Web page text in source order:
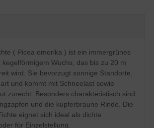
Zapfen violettpurpur, ältere Zapfen
zimtbraun
Unscheinbar im Mai
Kupferbraun
Insgesamt sehr anspruchslos, Staunässe
meiden
Sonnig
Heckenpflanze, Einzelstellung
(Boden)
Hecke
meiden
( Picea omorika ) ist ein immergrünes
kegelförmigem Wuchs, das bis zu 20 m
wird. Sie bevorzugt sonnige Standorte,
und kommt mit Schneelast sowie
zurecht. Besonders charakteristisch sind
und die kupferbraune Rinde. Die
eignet sich ideal als dichte
für Einzelstellung.